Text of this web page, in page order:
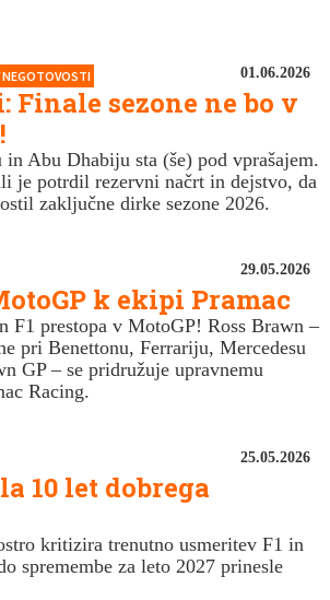
NEGOTOVOSTI 01.06.2026
Finale sezone ne bo v
Abu Dhabiju sta (še) pod vprašajem.
je potrdil rezervni načrt in dejstvo, da
zaključne dirke sezone 2026.
29.05.2026
k ekipi Pramac
F1 prestopa v MotoGP! Ross Brawn –
pri Benettonu, Ferrariju, Mercedesu
GP – se pridružuje upravnemu
Racing.
25.05.2026
10 let dobrega
kritizira trenutno usmeritev F1 in
spremembe za leto 2027 prinesle